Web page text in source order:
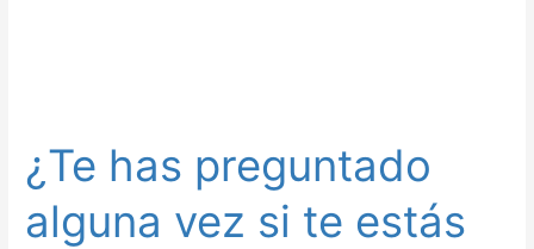
¿Te has preguntado
alguna vez si te estás
preguntado
alguna
vez